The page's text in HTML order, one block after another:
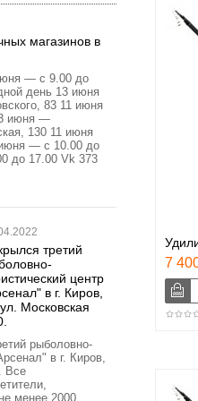
магазинов в
— с 9.00 до
день 13 июня
83 11 июня
июня —
130 11 июня
— с 10.00 до
до 17.00 Vk 373
третий
центр
в г. Киров,
Московская
рыболовно-
в г. Киров,
Все
менее 2000
7